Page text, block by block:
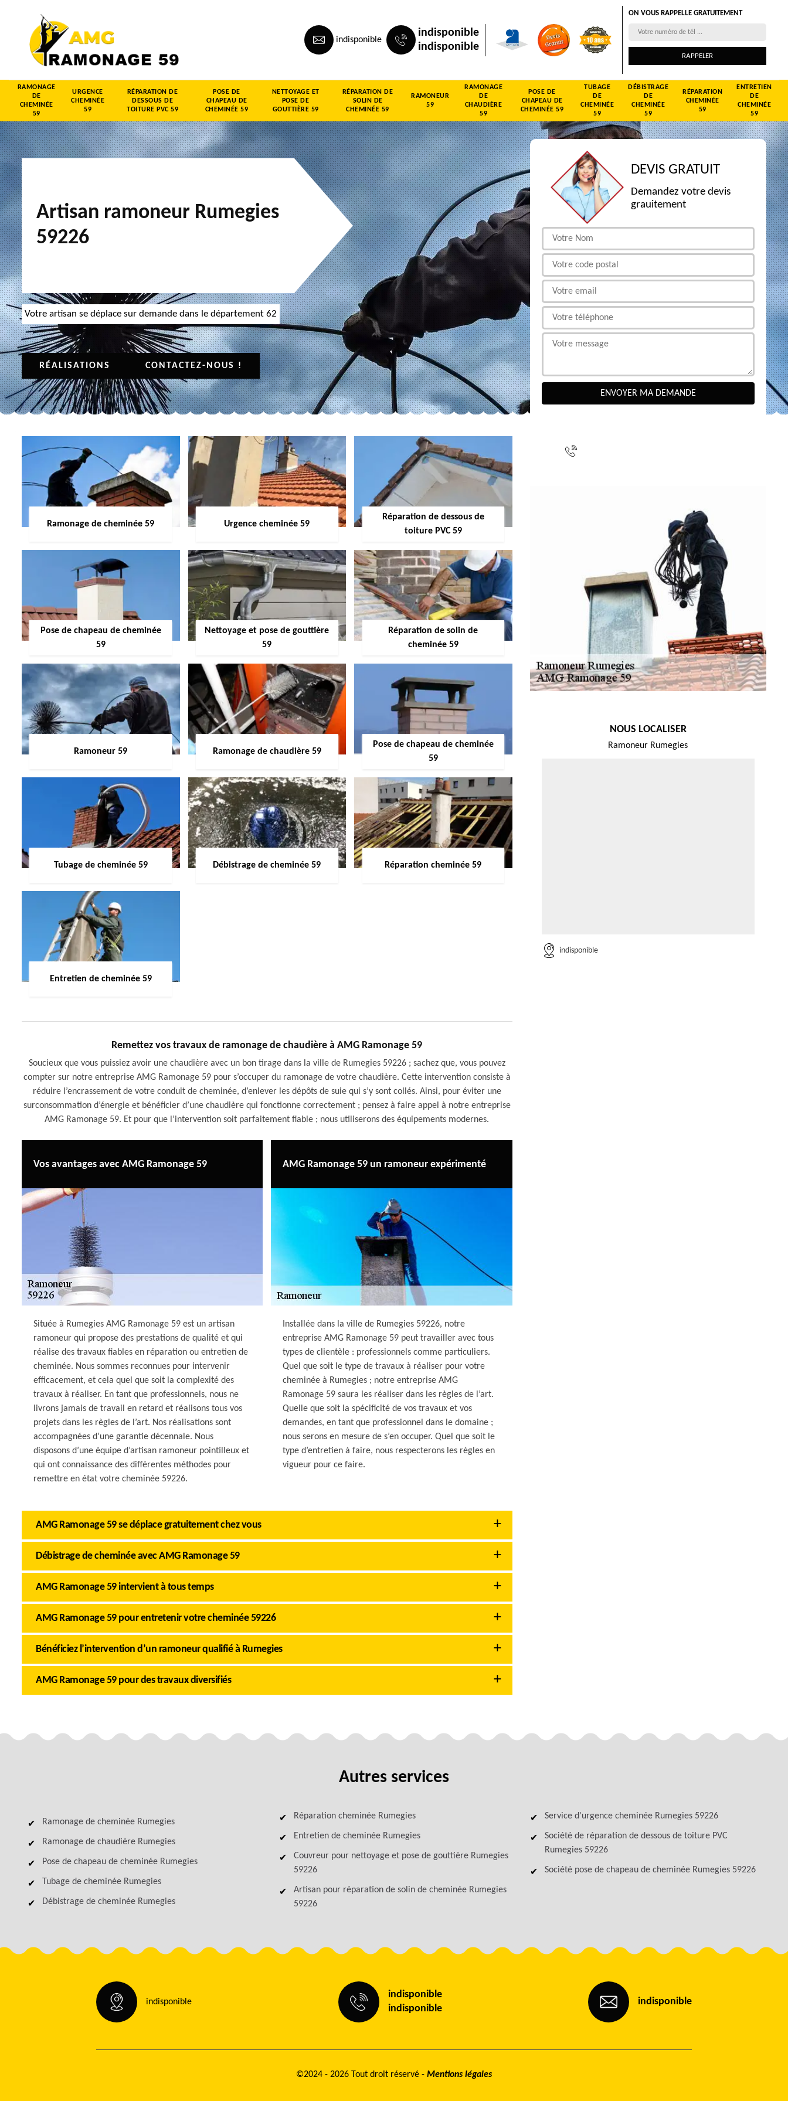
indisponible
indisponible
indisponible
ON VOUS RAPPELLE GRATUITEMENT
RAMONAGE
DE
CHEMINÉE
59
URGENCE
CHEMINÉE
59
RÉPARATION DE
DESSOUS DE
TOITURE PVC 59
POSE DE
CHAPEAU DE
CHEMINÉE 59
NETTOYAGE ET
POSE DE
GOUTTIÈRE 59
RÉPARATION DE
SOLIN DE
CHEMINÉE 59
RAMONEUR
59
RAMONAGE
DE
CHAUDIÈRE
59
POSE DE
CHAPEAU DE
CHEMINÉE 59
TUBAGE
DE
CHEMINÉE
59
DÉBISTRAGE
DE
CHEMINÉE
59
RÉPARATION
CHEMINÉE
59
ENTRETIEN
DE
CHEMINÉE
59
Artisan ramoneur Rumegies
59226
Votre artisan se déplace sur demande dans le département 62
RÉALISATIONS CONTACTEZ-NOUS !
Ramonage de cheminée 59 Urgence cheminée 59
Réparation de dessous de
toiture PVC 59
Pose de chapeau de cheminée
59
Nettoyage et pose de gouttière
59
Réparation de solin de
cheminée 59
Ramoneur 59 Ramonage de chaudière 59
Pose de chapeau de cheminée
59
Tubage de cheminée 59 Débistrage de cheminée 59 Réparation cheminée 59
Entretien de cheminée 59
Remettez vos travaux de ramonage de chaudière à AMG Ramonage 59
Soucieux que vous puissiez avoir une chaudière avec un bon tirage dans la ville de Rumegies 59226 ; sachez que, vous pouvez
compter sur notre entreprise AMG Ramonage 59 pour s’occuper du ramonage de votre chaudière. Cette intervention consiste à
réduire l’encrassement de votre conduit de cheminée, d’enlever les dépôts de suie qui s’y sont collés. Ainsi, pour éviter une
surconsommation d’énergie et bénéficier d’une chaudière qui fonctionne correctement ; pensez à faire appel à notre entreprise
AMG Ramonage 59. Et pour que l’intervention soit parfaitement fiable ; nous utiliserons des équipements modernes.
Vos avantages avec AMG Ramonage 59
Située à Rumegies AMG Ramonage 59 est un artisan
ramoneur qui propose des prestations de qualité et qui
réalise des travaux fiables en réparation ou entretien de
cheminée. Nous sommes reconnues pour intervenir
efficacement, et cela quel que soit la complexité des
travaux à réaliser. En tant que professionnels, nous ne
livrons jamais de travail en retard et réalisons tous vos
projets dans les règles de l’art. Nos réalisations sont
accompagnées d’une garantie décennale. Nous
disposons d’une équipe d’artisan ramoneur pointilleux et
qui ont connaissance des différentes méthodes pour
remettre en état votre cheminée 59226.
AMG Ramonage 59 un ramoneur expérimenté
Installée dans la ville de Rumegies 59226, notre
entreprise AMG Ramonage 59 peut travailler avec tous
types de clientèle : professionnels comme particuliers.
Quel que soit le type de travaux à réaliser pour votre
cheminée à Rumegies ; notre entreprise AMG
Ramonage 59 saura les réaliser dans les règles de l’art.
Quelle que soit la spécificité de vos travaux et vos
demandes, en tant que professionnel dans le domaine ;
nous serons en mesure de s’en occuper. Quel que soit le
type d’entretien à faire, nous respecterons les règles en
vigueur pour ce faire.
AMG Ramonage 59 se déplace gratuitement chez vous
Débistrage de cheminée avec AMG Ramonage 59
AMG Ramonage 59 intervient à tous temps
AMG Ramonage 59 pour entretenir votre cheminée 59226
Bénéficiez l’intervention d’un ramoneur qualifié à Rumegies
AMG Ramonage 59 pour des travaux diversifiés
DEVIS GRATUIT
Demandez votre devis
grauitement
NOUS LOCALISER
Ramoneur Rumegies
indisponible
Autres services
Ramonage de cheminée Rumegies
Ramonage de chaudière Rumegies
Pose de chapeau de cheminée Rumegies
Tubage de cheminée Rumegies
Débistrage de cheminée Rumegies
Réparation cheminée Rumegies
Entretien de cheminée Rumegies
Couvreur pour nettoyage et pose de gouttière Rumegies
59226
Artisan pour réparation de solin de cheminée Rumegies
59226
Service d'urgence cheminée Rumegies 59226
Société de réparation de dessous de toiture PVC
Rumegies 59226
Société pose de chapeau de cheminée Rumegies 59226
indisponible
indisponible
indisponible
indisponible
©2024 - 2026 Tout droit réservé - Mentions légales